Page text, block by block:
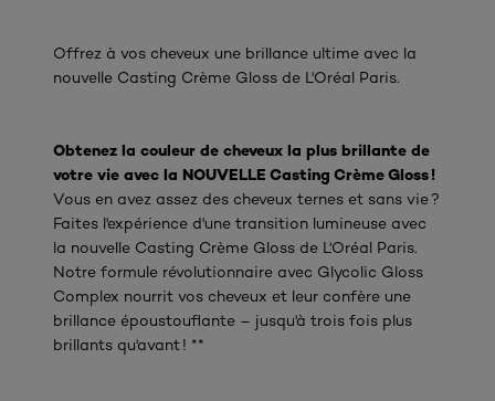
Offrez à vos cheveux une brillance ultime avec la
nouvelle Casting Crème Gloss de L'Oréal Paris.
Obtenez la couleur de cheveux la plus brillante de
votre vie avec la NOUVELLE Casting Crème Gloss !
Vous en avez assez des cheveux ternes et sans vie ?
Faites l'expérience d'une transition lumineuse avec
la nouvelle Casting Crème Gloss de L'Oréal Paris.
Notre formule révolutionnaire avec Glycolic Gloss
Complex nourrit vos cheveux et leur confère une
brillance époustouflante – jusqu'à trois fois plus
brillants qu'avant ! **